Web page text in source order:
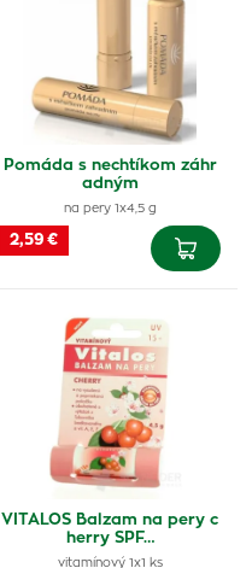
Pomáda s nechtíkom záhr
adným
na pery 1x4,5 g
2,59 €
VITALOS Balzam na pery c
herry SPF…
vitamínový 1x1 ks